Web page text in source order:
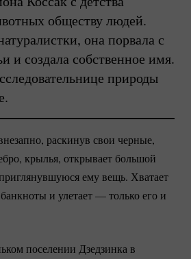
обществу людей.
она порвала с
и создала собственное имя.
природы
раскинув свои черные,
крылья, открывает большой
ему вещь. Хватает
и улетает — только его и
поселении Дзедзинка в